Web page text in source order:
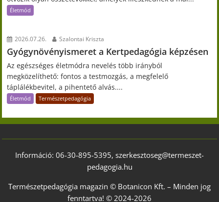
Életmód
2026.07.26. Szalontai Kriszta
Gyógynövényismeret a Kertpedagógia képzésen
Az egészséges életmódra nevelés több irányból
megközelíthető: fontos a testmozgás, a megfelelő
táplálékbevitel, a pihentető alvás....
Életmód Természetpedagógia
Információ: 06-30-895-5395, szerkesztoseg@termeszet-
pedagogia.hu
Természetpedagógia magazin © Botanicon Kft. – Minden jog
fenntartva! © 2024-2026